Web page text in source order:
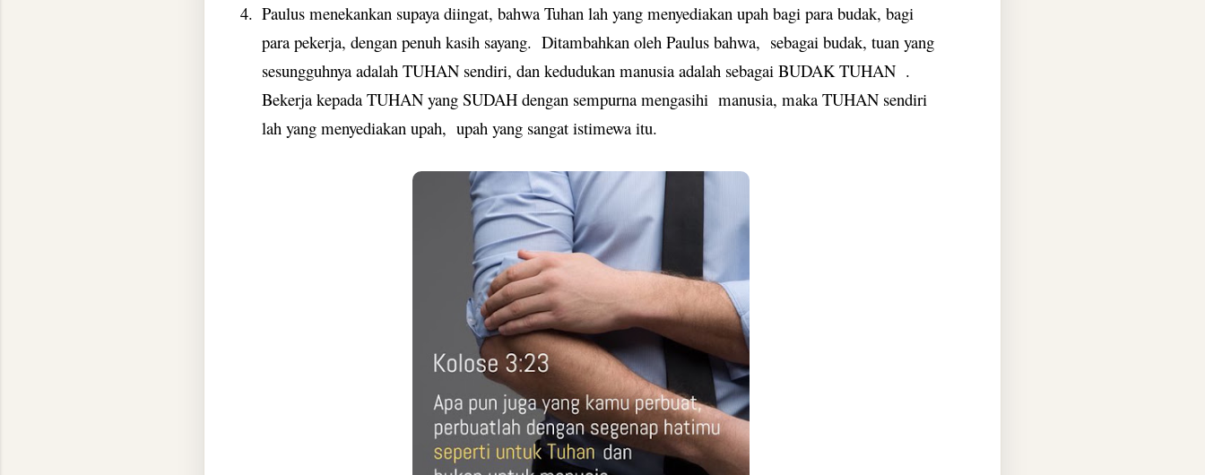
4. Paulus menekankan supaya diingat, bahwa Tuhan lah yang menyediakan upah bagi para budak, bagi
para pekerja, dengan penuh kasih sayang. Ditambahkan oleh Paulus bahwa, sebagai budak, tuan yang
sesungguhnya adalah TUHAN sendiri, dan kedudukan manusia adalah sebagai BUDAK TUHAN .
Bekerja kepada TUHAN yang SUDAH dengan sempurna mengasihi manusia, maka TUHAN sendiri
lah yang menyediakan upah, upah yang sangat istimewa itu.